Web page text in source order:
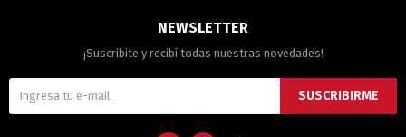
NEWSLETTER
¡Suscribite y recibí todas nuestras novedades!
SUSCRIBIRME